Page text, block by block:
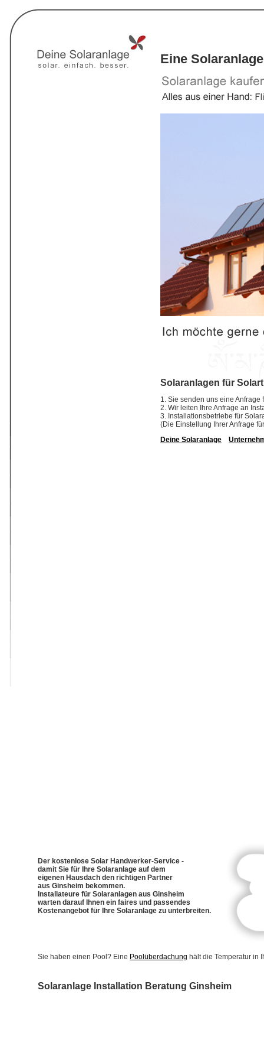
Eine
Solaranlagen für
1. Sie senden uns eine
2. Wir leiten Ihre Anfrage an
3. Installationsbetriebe für
(Die Einstellung Ihrer Anfrage
Deine Solaranlage
Der kostenlose Solar Handwerker-Service -
damit Sie für Ihre Solaranlage auf dem
eigenen Hausdach den richtigen Partner
aus Ginsheim bekommen.
Installateure für Solaranlagen aus Ginsheim
warten darauf Ihnen ein faires und passendes
Kostenangebot für Ihre Solaranlage zu unterbreiten.
Sie haben einen Pool? Eine Poolüberdachung hält die Temperatur in
Solaranlage Installation Beratung Ginsheim